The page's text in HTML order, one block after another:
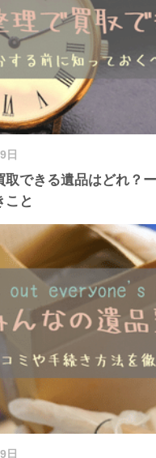
日
取できる遺品はどれ？
こと
日